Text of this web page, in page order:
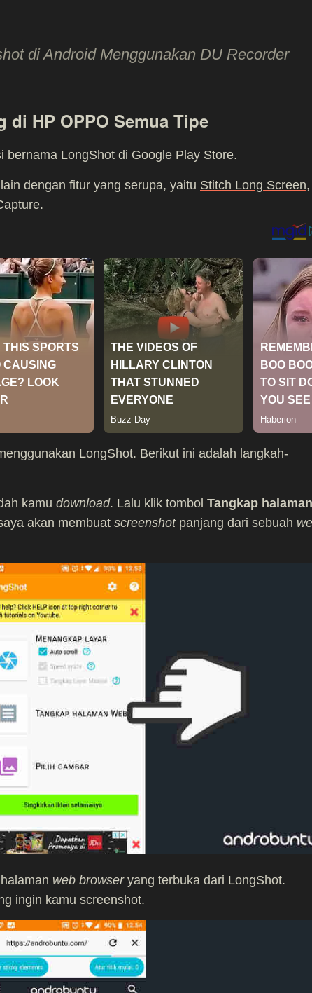
di Android Menggunakan DU Recorder
di HP OPPO Semua Tipe
bernama LongShot di Google Play Store.
dengan fitur yang serupa, yaitu Stitch Long Screen,
.
LongShot. Berikut ini adalah langkah-
kamu download. Lalu klik tombol Tangkap halaman
akan membuat screenshotpanjang dari sebuah
web browseryang terbuka dari LongShot.
ingin kamu screenshot.